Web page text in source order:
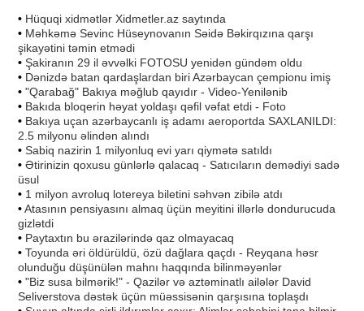
• Hüquqi xidmətlər Xidmetler.az saytında
• Məhkəmə Sevinc Hüseynovanın Səidə Bəkirqızına qarşı
şikayətini təmin etmədi
• Şakiranın 29 il əvvəlki FOTOSU yenidən gündəm oldu
• Dənizdə batan qardaşlardan biri Azərbaycan çempionu imiş
• "Qarabağ" Bakıya məğlub qayıdır - Video-Yenilənib
• Bakıda bloqerin həyat yoldaşı qəfil vəfat etdi - Foto
• Bakıya uçan azərbaycanlı iş adamı aeroportda SAXLANILDI:
2.5 milyonu əlindən alındı
• Sabiq nazirin 1 milyonluq evi yarı qiymətə satıldı
• Ətirinizin qoxusu günlərlə qalacaq - Satıcıların demədiyi sadə
üsul
• 1 milyon avroluq lotereya biletini səhvən zibilə atdı
•Atasının pensiyasını almaq üçün meyitini illərlə dondurucuda
gizlətdi
• Paytaxtın bu ərazilərində qaz olmayacaq
• Toyunda əri öldürüldü, özü dağlara qaçdı - Reyqana həsr
olunduğu düşünülən mahnı haqqında bilinməyənlər
• "Biz susa bilmərik!" - Qazilər və aztəminatlı ailələr David
Seliverstova dəstək üçün müəssisənin qarşısına toplaşdı